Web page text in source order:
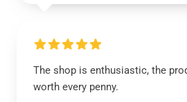
The shop is enthusiastic, the
worth every penny.